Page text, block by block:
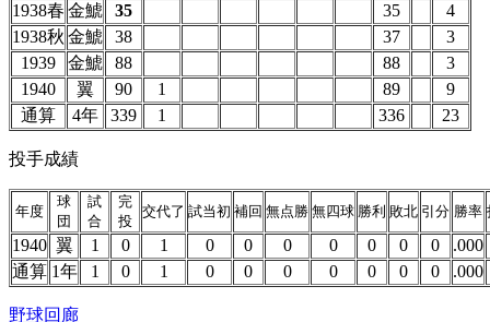
1938春 金鯱 35 35
4
1938秋 金鯱 38 37
3
1939
金鯱 88 88
3
1940
翼 90 1 89
9
通算
4年 339 1 336 23
投手成績
年度
球
団
試
合
完
投
交代了 試当初 補回 無点勝 無四球 勝利 敗北 引分 勝率
1940 翼 1 0 1 0 0 0 0 0 0 0
.000
通算 1年 1 0 1 0 0 0 0 0 0 0 .000
野球回廊